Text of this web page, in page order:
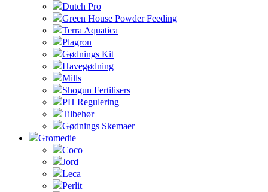
Dutch Pro
Green House Powder Feeding
Terra Aquatica
Plagron
Gødnings Kit
Havegødning
Mills
Shogun Fertilisers
PH Regulering
Tilbehør
Gødnings Skemaer
Gromedie
Coco
Jord
Leca
Perlit